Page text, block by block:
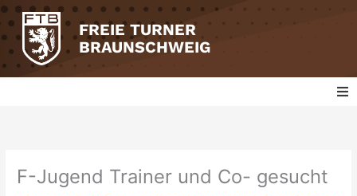
Zum
Inhalt
springen
FREIE TURNER
BRAUNSCHWEIG
Badminton
F-Jugend Trainer und Co- gesucht